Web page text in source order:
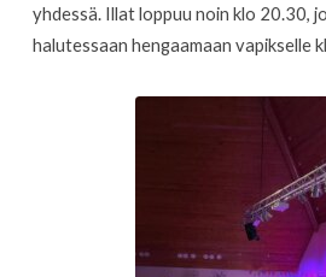
yhdessä. Illat loppuu noin klo 20.30,
halutessaan hengaamaan vapikselle